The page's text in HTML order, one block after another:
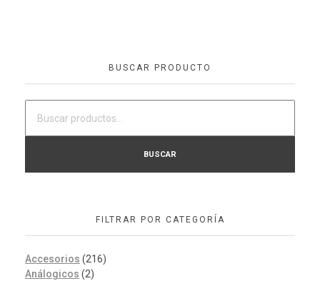
BUSCAR PRODUCTO
BUSCAR
FILTRAR POR CATEGORÍA
Accesorios (216)
Análogicos (2)